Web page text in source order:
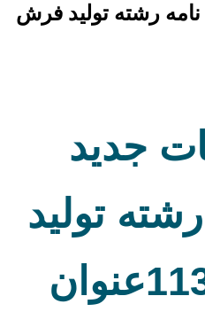
رشته تولید فرش
جدید
تولید
فرش + 113عنوان